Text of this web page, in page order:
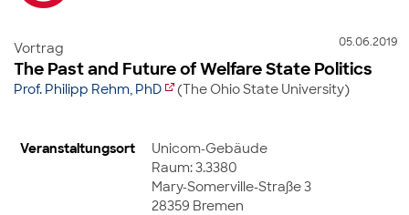
05.06.2019
Vortrag
The Past and Future of Welfare State Politics
Prof. Philipp Rehm, PhD (The Ohio State University)
Veranstaltungsort
Unicom-Gebäude
Raum: 3.3380
Mary-Somerville-Straße 3
28359 Bremen